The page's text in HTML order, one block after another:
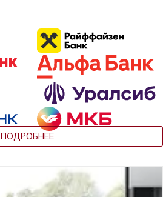
ПОДРОБНЕЕ